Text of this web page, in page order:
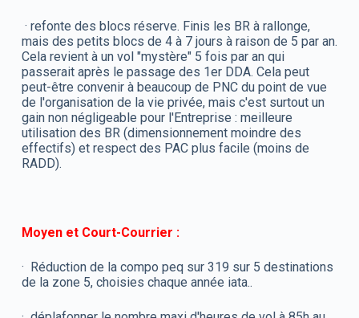
· refonte des blocs réserve. Finis les BR à rallonge,
mais des petits blocs de 4 à 7 jours à raison de 5 par an.
Cela revient à un vol "mystère" 5 fois par an qui
passerait après le passage des 1er DDA. Cela peut
peut-être convenir à beaucoup de PNC du point de vue
de l'organisation de la vie privée, mais c'est surtout un
gain non négligeable pour l'Entreprise : meilleure
utilisation des BR (dimensionnement moindre des
effectifs) et respect des PAC plus facile (moins de
RADD).
Moyen et Court-Courrier :
· Réduction de la compo peq sur 319 sur 5 destinations
de la zone 5, choisies chaque année iata..